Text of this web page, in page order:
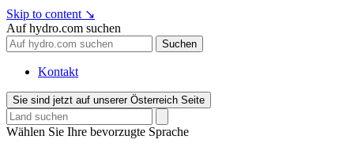
Skip to content ↘
Auf hydro.com suchen
Suchen
Kontakt
Sie sind jetzt auf unserer Österreich Seite
Wählen Sie Ihre bevorzugte Sprache